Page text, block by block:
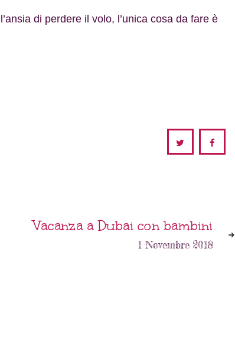
di perdere il volo, l’unica cosa da fare è
Vacanza a Dubai con bambini
1 Novembre 2018